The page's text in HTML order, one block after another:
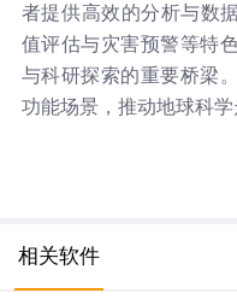
者提供高效的分析与数
值评估与灾害预警等特
与科研探索的重要桥梁
功能场景，推动地球科学
相关软件